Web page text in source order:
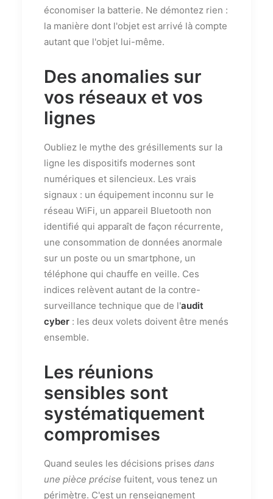
économiser la batterie. Ne démontez rien :
la manière dont l'objet est arrivé là compte
autant que l'objet lui-même.
Des anomalies sur
vos réseaux et vos
lignes
Oubliez le mythe des grésillements sur la
ligne les dispositifs modernes sont
numériques et silencieux. Les vrais
signaux : un équipement inconnu sur le
réseau WiFi, un appareil Bluetooth non
identifié qui apparaît de façon récurrente,
une consommation de données anormale
sur un poste ou un smartphone, un
téléphone qui chauffe en veille. Ces
indices relèvent autant de la contre-
surveillance technique que de l'audit
cyber : les deux volets doivent être menés
ensemble.
Les réunions
sensibles sont
systématiquement
compromises
Quand seules les décisions prises dans
une pièce précise fuitent, vous tenez un
périmètre. C'est un renseignement